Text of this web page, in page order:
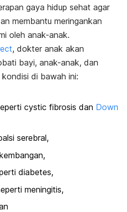
gaya hidup sehat agar
membantu meringankan
oleh anak-anak.
, dokter anak akan
bayi, anak-anak, dan
di bawah ini:
cystic fibrosis dan Down
serebral,
diabetes,
meningitis,